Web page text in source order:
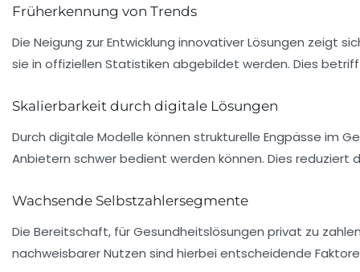
Früherkennung von Trends
Die Neigung zur Entwicklung innovativer Lösungen zeigt
sie in offiziellen Statistiken abgebildet werden. Dies
Skalierbarkeit durch digitale Lösungen
Durch digitale Modelle können strukturelle Engpässe im
Anbietern schwer bedient werden können. Dies
Wachsende Selbstzahlersegmente
Die Bereitschaft, für Gesundheitslösungen privat zu
nachweisbarer Nutzen sind hierbei entscheidende